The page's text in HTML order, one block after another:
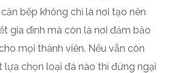
bếp không chỉ là nơi tạo nên
gia đình mà còn là nơi đảm bảo
mọi thành viên. Nếu vẫn còn
lựa chọn loại đá nào thì đừng ngại